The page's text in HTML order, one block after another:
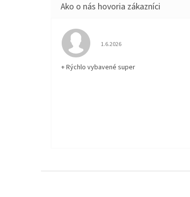
Hodnotenie obchodu je 5 z 5
1.6.2026
+ Rýchlo vybavené super